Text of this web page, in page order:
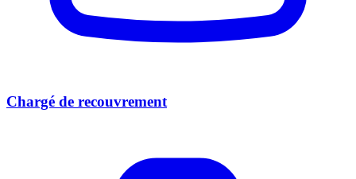
Chargé de recouvrement